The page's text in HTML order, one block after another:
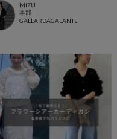
MIZU
本部
GALLARDAGALANTE